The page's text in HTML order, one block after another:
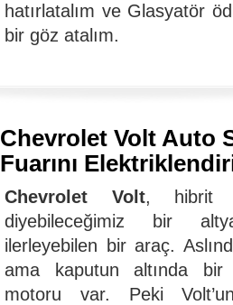
hatırlatalım ve Glasyatör
bir göz atalım.
Chevrolet Volt Auto
Fuarını
Chevrolet Volt, hibrit
diyebileceğimiz bir
ilerleyebilen bir araç.
ama kaputun altında
motoru var. Peki